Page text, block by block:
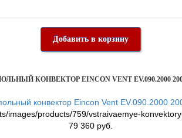
Добавить в корзину
КОНВЕКТОР EINCON VENT EV.090.2000
images/products/759/vstraivaemye-
79 360 руб.